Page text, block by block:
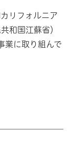
リフォルニア
和国江蘇省）
業に取り組んで